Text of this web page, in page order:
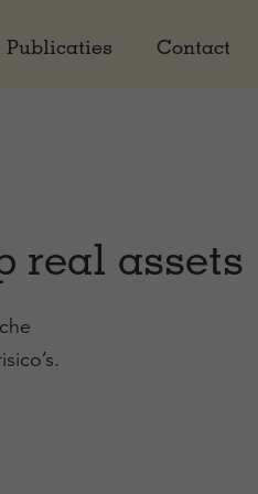
Publicaties Contact
real assets